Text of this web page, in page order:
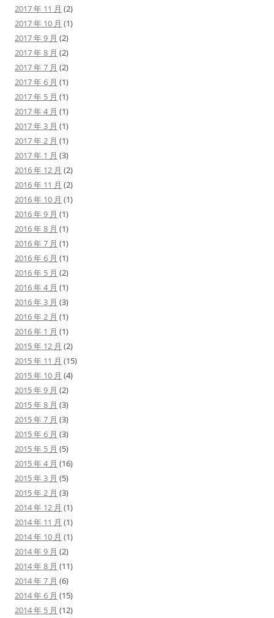
2017 年 11 月 (2)
2017 年 10 月 (1)
2017 年 9 月 (2)
2017 年 8 月 (2)
2017 年 7 月 (2)
2017 年 6 月 (1)
2017 年 5 月 (1)
2017 年 4 月 (1)
2017 年 3 月 (1)
2017 年 2 月 (1)
2017 年 1 月 (3)
2016 年 12 月 (2)
2016 年 11 月 (2)
2016 年 10 月 (1)
2016 年 9 月 (1)
2016 年 8 月 (1)
2016 年 7 月 (1)
2016 年 6 月 (1)
2016 年 5 月 (2)
2016 年 4 月 (1)
2016 年 3 月 (3)
2016 年 2 月 (1)
2016 年 1 月 (1)
2015 年 12 月 (2)
2015 年 11 月 (15)
2015 年 10 月 (4)
2015 年 9 月 (2)
2015 年 8 月 (3)
2015 年 7 月 (3)
2015 年 6 月 (3)
2015 年 5 月 (5)
2015 年 4 月 (16)
2015 年 3 月 (5)
2015 年 2 月 (3)
2014 年 12 月 (1)
2014 年 11 月 (1)
2014 年 10 月 (1)
2014 年 9 月 (2)
2014 年 8 月 (11)
2014 年 7 月 (6)
2014 年 6 月 (15)
2014 年 5 月 (12)